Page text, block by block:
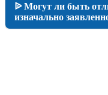
ᐉ Могут ли быть
изначально